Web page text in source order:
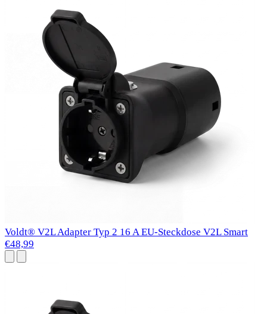
Voldt® V2L Adapter Typ 2 16 A EU-Steckdose V2L Smart
€48,99